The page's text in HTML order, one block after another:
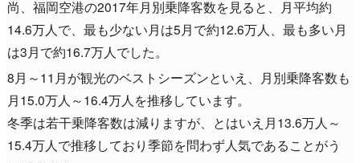
尚、福岡空港の2017年月別乗降客数を見ると、月平均約
14.6万人で、最も少ない月は5月で約12.6万人、最も多い月
は3月で約16.7万人でした。
8月～11月が観光のベストシーズンといえ、月別乗降客数も
月15.0万人～16.4万人を推移しています。
冬季は若干乗降客数は減りますが、とはいえ月13.6万人～
15.4万人で推移しており季節を問わず人気であることがう